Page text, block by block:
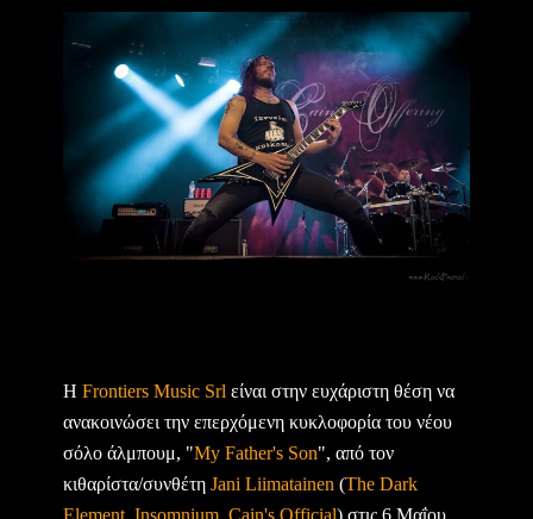
Η Frontiers Music Srl είναι στην ευχάριστη θέση να
ανακοινώσει την επερχόμενη κυκλοφορία του νέου
σόλο άλμπουμ, "My Father's Son", από τον
κιθαρίστα/συνθέτη Jani Liimatainen (The Dark